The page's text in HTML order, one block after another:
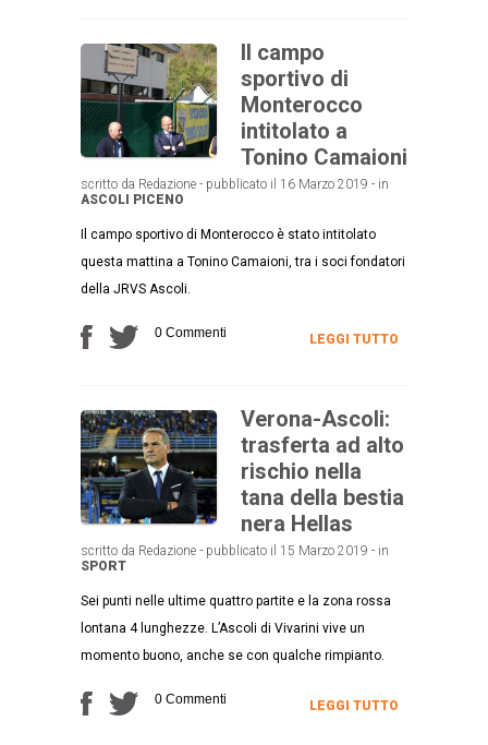
Il campo
sportivo di
Monterocco
intitolato a
Tonino Camaioni
scritto da Redazione - pubblicato il 16 Marzo 2019 - in
ASCOLI PICENO
Il campo sportivo di Monterocco è stato intitolato
questa mattina a Tonino Camaioni, tra i soci fondatori
della JRVS Ascoli.
0 Commenti LEGGI TUTTO
Verona-Ascoli:
trasferta ad alto
rischio nella
tana della bestia
nera Hellas
scritto da Redazione - pubblicato il 15 Marzo 2019 - in
SPORT
Sei punti nelle ultime quattro partite e la zona rossa
lontana 4 lunghezze. L’Ascoli di Vivarini vive un
momento buono, anche se con qualche rimpianto.
0 Commenti LEGGI TUTTO